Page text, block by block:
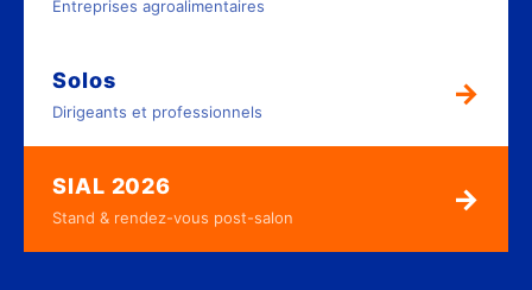
Entreprises agroalimentaires
Solos
Dirigeants et professionnels
→
SIAL 2026
Stand & rendez-vous post-salon
→